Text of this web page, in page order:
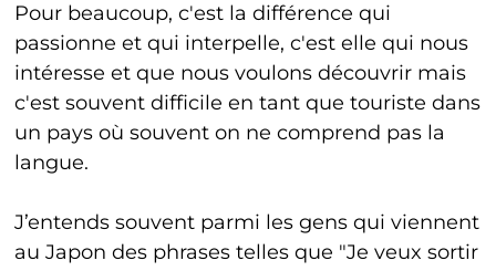
Pour beaucoup, c'est la différence qui
passionne et qui interpelle, c'est elle qui nous
intéresse et que nous voulons découvrir mais
c'est souvent difficile en tant que touriste dans
un pays où souvent on ne comprend pas la
langue.
J’entends souvent parmi les gens qui viennent
au Japon des phrases telles que "Je veux sortir